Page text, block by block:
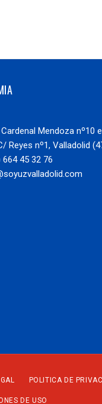
Mendoza nº10
Reyes nº1, Valladolid
664 45 32 76
POLITICA DE
DE USO